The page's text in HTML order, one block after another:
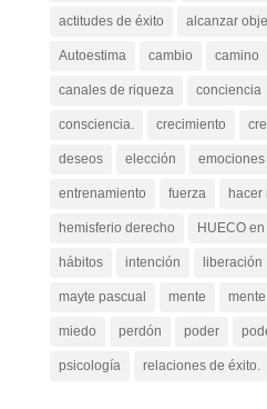
actitudes de éxito alcanzar
Autoestima cambio camino
canales de riqueza conciencia
consciencia. crecimiento
deseos elección emociones
entrenamiento fuerza hacer
hemisferio derecho HUECO
hábitos intención liberación
mayte pascual mente
miedo perdón poder
psicología relaciones de éxito.